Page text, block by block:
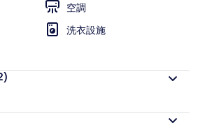
空調
洗衣設施